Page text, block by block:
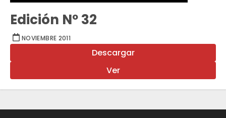
Edición Nº 32
NOVIEMBRE 2011
Descargar
Ver